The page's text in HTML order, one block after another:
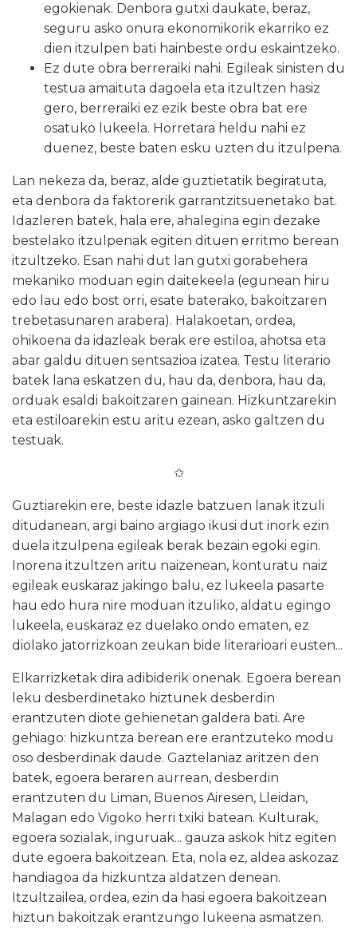
egokienak. Denbora gutxi daukate, beraz,
seguru asko onura ekonomikorik ekarriko ez
dien itzulpen bati hainbeste ordu eskaintzeko. 
Ez dute obra berreraiki nahi. Egileak sinisten du
testua amaituta dagoela eta itzultzen hasiz
gero, berreraiki ez ezik beste obra bat ere
osatuko lukeela. Horretara heldu nahi ez
duenez, beste baten esku uzten du itzulpena.
Lan nekeza da, beraz, alde guztietatik begiratuta,
eta denbora da faktorerik garrantzitsuenetako bat.
Idazleren batek, hala ere, ahalegina egin dezake
bestelako itzulpenak egiten dituen erritmo berean
itzultzeko. Esan nahi dut lan gutxi gorabehera
mekaniko moduan egin daitekeela (egunean hiru
edo lau edo bost orri, esate baterako, bakoitzaren
trebetasunaren arabera). Halakoetan, ordea,
ohikoena da idazleak berak ere estiloa, ahotsa eta
abar galdu dituen sentsazioa izatea. Testu literario
batek lana eskatzen du, hau da, denbora, hau da,
orduak esaldi bakoitzaren gainean. Hizkuntzarekin
eta estiloarekin estu aritu ezean, asko galtzen du
testuak.
✩
Guztiarekin ere, beste idazle batzuen lanak itzuli
ditudanean, argi baino argiago ikusi dut inork ezin
duela itzulpena egileak berak bezain egoki egin.
Inorena itzultzen aritu naizenean, konturatu naiz
egileak euskaraz jakingo balu, ez lukeela pasarte
hau edo hura nire moduan itzuliko, aldatu egingo
lukeela, euskaraz ez duelako ondo ematen, ez
diolako jatorrizkoan zeukan bide literarioari eusten...
Elkarrizketak dira adibiderik onenak. Egoera berean
leku desberdinetako hiztunek desberdin
erantzuten diote gehienetan galdera bati. Are
gehiago: hizkuntza berean ere erantzuteko modu
oso desberdinak daude. Gaztelaniaz aritzen den
batek, egoera beraren aurrean, desberdin
erantzuten du Liman, Buenos Airesen, Lleidan,
Malagan edo Vigoko herri txiki batean. Kulturak,
egoera sozialak, inguruak... gauza askok hitz egiten
dute egoera bakoitzean. Eta, nola ez, aldea askozaz
handiagoa da hizkuntza aldatzen denean.
Itzultzailea, ordea, ezin da hasi egoera bakoitzean
hiztun bakoitzak erantzungo lukeena asmatzen.